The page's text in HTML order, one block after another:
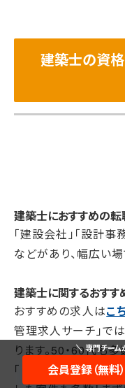
建築士の資
建築士におすすめの転
「建設会社」「設計事
などがあり、幅広い
建築士に関するおすす
おすすめの求人はこ
管理求人サーチ」で
ります。50・60代も
「自宅近くの職場」
専門チー
会員登録（無料）